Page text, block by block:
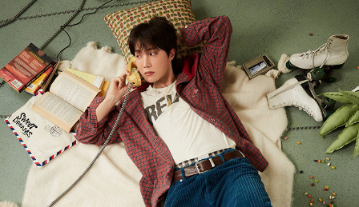
FIRST+VIEW
THE
INDUSTRY
PLAYLIST
NoW
ALL
ARTICLES
LOGIN